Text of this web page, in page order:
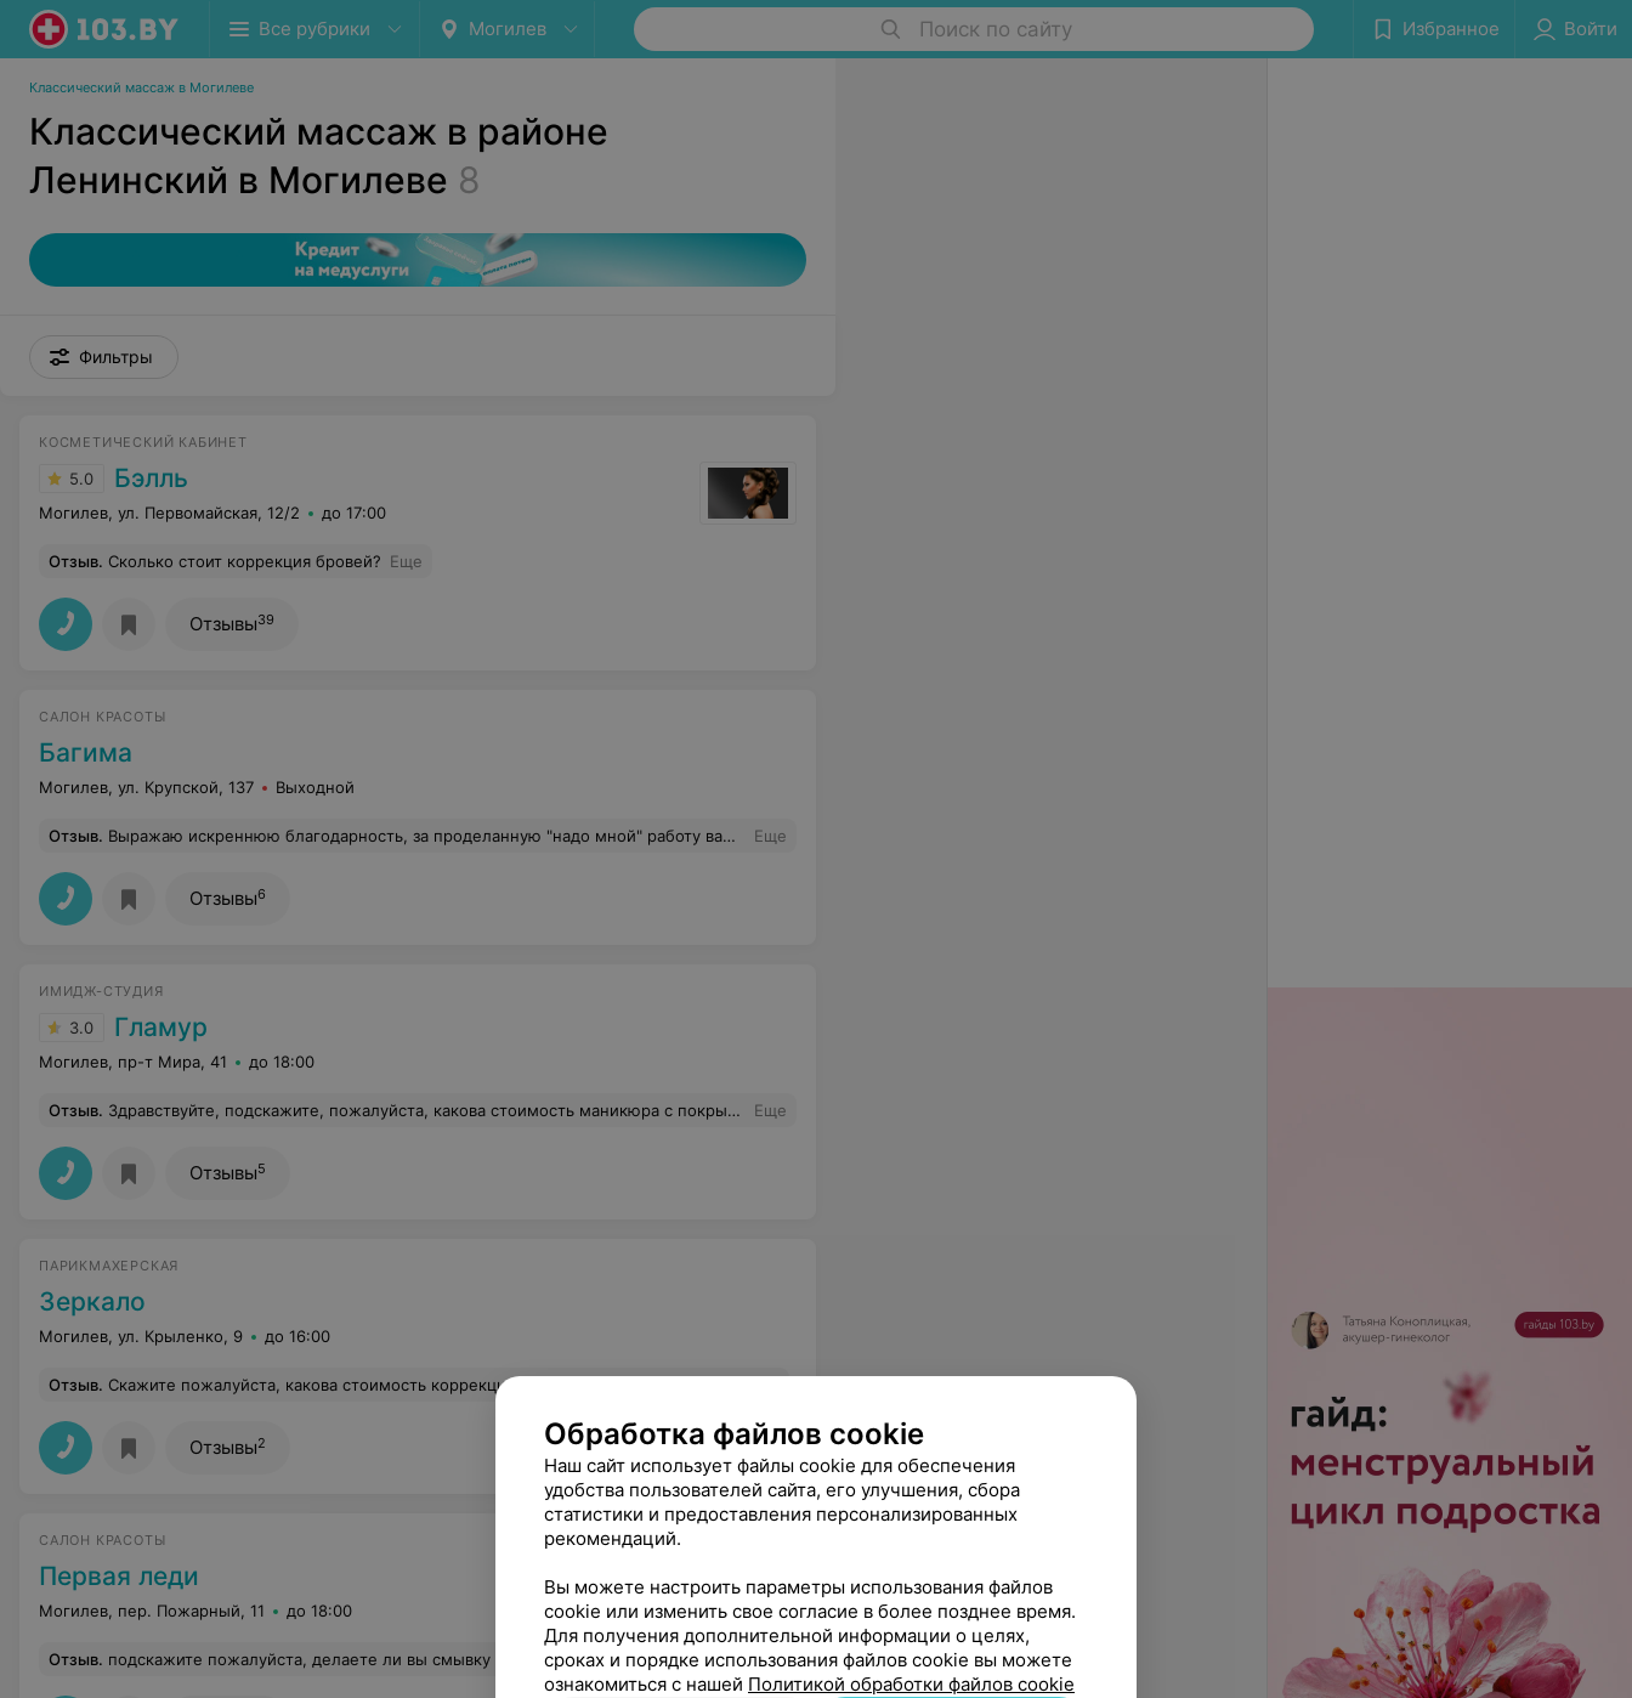
Все рубрики Могилев Поиск по сайту Избранное Войти
Классический массаж в Могилеве
Классический массаж в районе
Ленинский в Могилеве 8
Фильтры
КОСМЕТИЧЕСКИЙ КАБИНЕТ
5.0 Бэлль
Могилев, ул. Первомайская, 12/2 до 17:00
Отзыв. Сколько стоит коррекция бровей? Еще
Отзывы39
САЛОН КРАСОТЫ
Багима
Могилев, ул. Крупской, 137 Выходной
Отзыв. Выражаю искреннюю благодарность, за проделанную "надо мной" работу ваших мастеров. Высокий уровень сервиса, качественные материалы и приятное общение, вот те критерии, которая я успела заметить, используя услуги вашего салона. Маникюр выполнен на высшем уровне, ноготочки именно такие, как я и представляла себе (хотя думала, что невозможно сделать именно такие). Благодарю каждого сотрудника компании, обязательно вернусь к вам для очередного использования ваших услуг. Еще
Отзывы6
ИМИДЖ-СТУДИЯ
3.0 Гламур
Могилев, пр-т Мира, 41 до 18:00
Отзыв. Здравствуйте, подскажите, пожалуйста, какова стоимость маникюра с покрытием гель-лаком? Еще
Отзывы5
ПАРИКМАХЕРСКАЯ
Зеркало
Могилев, ул. Крыленко, 9 до 16:00
Отзыв. Скажите пожалуйста, какова стоимость коррекции формы бровей + покраска?
Отзывы2
САЛОН КРАСОТЫ
Первая леди
Могилев, пер. Пожарный, 11 до 18:00
Отзыв. подскажите пожалуйста, делаете ли вы смывку темного цвета с волос. хотелось бы вернуть свой русый цвет. спасибо Еще
Обработка файлов cookie
Наш сайт использует файлы cookie для обеспечения
удобства пользователей сайта, его улучшения, сбора
статистики и предоставления персонализированных
рекомендаций.
Вы можете настроить параметры использования файлов
cookie или изменить свое согласие в более позднее время.
Для получения дополнительной информации о целях,
сроках и порядке использования файлов cookie вы можете
ознакомиться с нашей Политикой обработки файлов cookie